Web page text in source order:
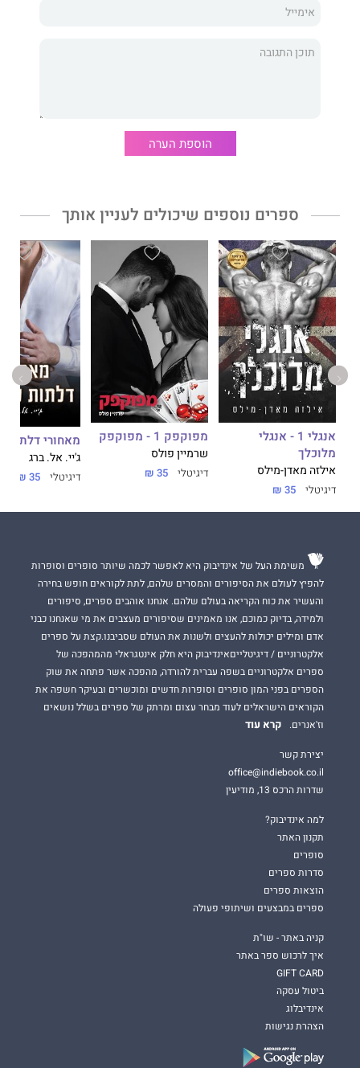
הוספת הערה
ספרים נוספים שיכולים לעניין אותך
אנגלי 1 - אנגלי
מלוכלך
אילזה מאדן-מילס
דיגיטלי 35 ₪
מפוקפק 1 - מפוקפק
שרמיין פולס
דיגיטלי 35 ₪
מאחורי דלתות
ג'יי. אל. ברג
דיגיטלי 35 ₪
משימת העל של אינדיבוק היא לאפשר לכמה שיותר סופרים וסופרות
להפיץ לעולם את הסיפורים והמסרים שלהם, לתת לקוראים חופש בחירה
והעשיר את כוח הקריאה בעולם שלהם. אנחנו אוהבים ספרים, סיפורים
ולמידה, בדיוק כמוכם, אנו מאמינים שסיפורים מעצבים את מי שאנחנו כבני
אדם ומילים יכולות להעצים ולשנות את העולם שסביבנו.קצת על ספרים
אלקטרוניים / דיגיטלייםאינדיבוק היא חלק אינטגראלי מהמהפכה של
ספרים אלקטרוניים בשפה עברית להורדה, מהפכה אשר פתחה את שוק
הספרים בפני המון סופרים וסופרות חדשים ומוכשרים ובעיקר חשפה את
הקוראים הישראלים לעוד מבחר עצום ומרתק של ספרים בשלל נושאים
וז'אנרים.
קרא עוד
יצירת קשר
office@indiebook.co.il
שדרות הרכס 13, מודיעין
למה אינדיבוק?
תקנון האתר
סופרים
סדרות ספרים
הוצאות ספרים
ספרים במבצעים ושיתופי פעולה
קניה באתר - שו"ת
איך לרכוש ספר באתר
GIFT CARD
ביטול עסקה
אינדיבלוג
הצהרת נגישות